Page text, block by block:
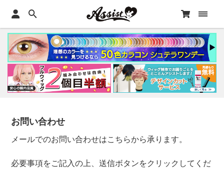
お問い合わせ
メールでのお問い合わせはこちらから承ります。
必要事項をご記入の上、送信ボタンをクリックしてくだ